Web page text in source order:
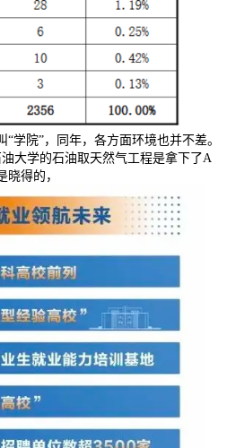
学院”，同年，各方面环境也并不差。
大学的石油取天然气工程是拿下了A
得的，